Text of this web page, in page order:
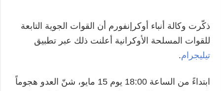
ذكّرت وكالة أنباء أوكرإنفورم أن القوات الجوية التابعة
للقوات المسلحة الأوكرانية أعلنت ذلك عبر تطبيق
تيليجرام.
ابتداءً من الساعة 18:00 يوم 15 مايو، شنّ العدو هجوماً